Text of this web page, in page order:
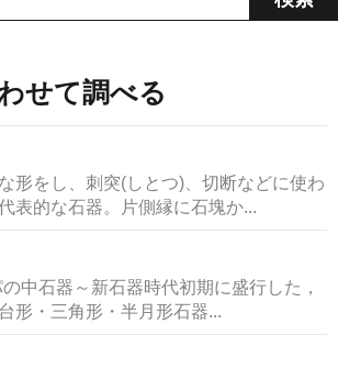
せて調べる
形をし、刺突(しとつ)、切断などに使わ
表的な石器。片側縁に石塊か...
中石器～新石器時代初期に盛行した，
形・三角形・半月形石器...